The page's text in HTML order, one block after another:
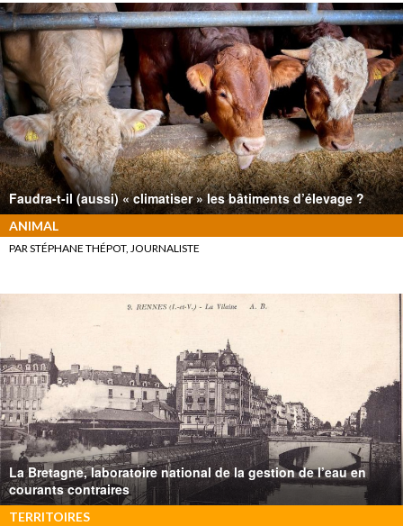
Faudra-t-il (aussi) « climatiser » les bâtiments d’élevage ?
ANIMAL
PAR STÉPHANE THÉPOT, JOURNALISTE
La Bretagne, laboratoire national de la gestion de l’eau en
courants contraires
TERRITOIRES